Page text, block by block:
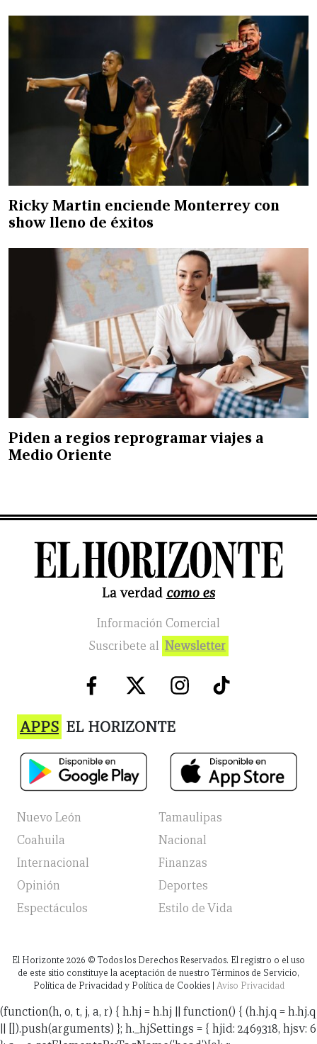
Ricky Martin enciende Monterrey con
show lleno de éxitos
Piden a regios reprogramar viajes a
Medio Oriente
Información Comercial
Suscribete al Newsletter
APPS EL HORIZONTE
Nuevo León
Tamaulipas
Coahuila
Nacional
Internacional
Finanzas
Opinión
Deportes
Espectáculos
Estilo de Vida
El Horizonte 2026 © Todos los Derechos Reservados. El registro o el uso
de este sitio constituye la aceptación de nuestro Términos de Servicio,
Política de Privacidad y Política de Cookies | Aviso Privacidad
(function(h, o, t, j, a, r) { h.hj = h.hj || function() { (h.hj.q = h.hj.q
|| []).push(arguments) }; h._hjSettings = { hjid: 2469318, hjsv: 6